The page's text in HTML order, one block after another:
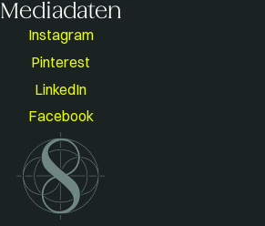
Mediadaten
Instagram
Pinterest
LinkedIn
Facebook